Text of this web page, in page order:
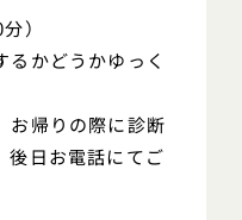
）
るかどうかゆっく
お帰りの際に診断
後日お電話にてご